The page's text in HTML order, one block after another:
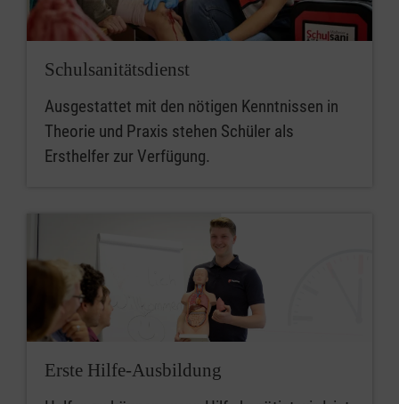
Schul­sanitäts­dienst
Ausgestattet mit den nötigen Kenntnissen in
Theorie und Praxis stehen Schüler als
Ersthelfer zur Verfügung.
Erste Hilfe-Ausbildung